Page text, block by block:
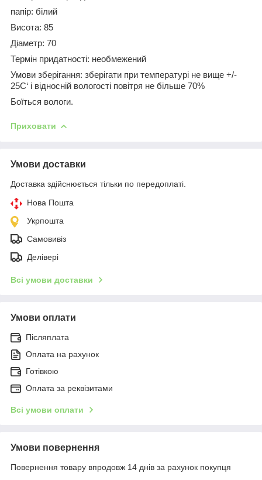
папір: білий
Висота: 85
Діаметр: 70
Термін придатності: необмежений
Умови зберігання: зберігати при температурі не вище +/-
25С‘ і відносній вологості повітря не більше 70%
Боїться вологи.
Приховати
Умови доставки
Доставка здійснюється тільки по передоплаті.
Нова Пошта
Укрпошта
Самовивіз
Делівері
Всі умови доставки
Умови оплати
Післяплата
Оплата на рахунок
Готівкою
Оплата за реквізитами
Всі умови оплати
Умови повернення
Повернення товару впродовж 14 днів за рахунок покупця